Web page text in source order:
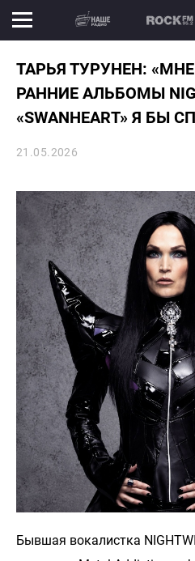
ТАРЬЯ ТУРУНЕН:
РАННИЕ АЛЬБОМЫ
«SWANHEART» Я БЫ
21.05.2026
Бывшая вокалистка